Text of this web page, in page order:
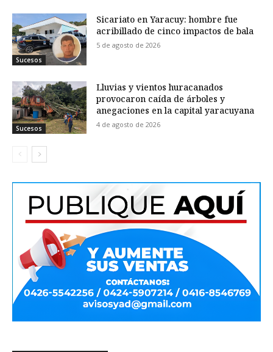
Sucesos
Sicariato en Yaracuy: hombre fue
acribillado de cinco impactos de bala
5 de agosto de 2026
Sucesos
Lluvias y vientos huracanados
provocaron caída de árboles y
anegaciones en la capital yaracuyana
4 de agosto de 2026